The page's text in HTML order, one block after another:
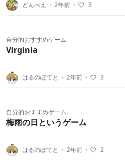
どんべえ ・ 2年前 ・ 3
自分的おすすめゲーム
Virginia
はるのぽてと ・ 2年前 ・ 3
自分的おすすめゲーム
梅雨の日というゲーム
はるのぽてと ・ 2年前 ・ 2